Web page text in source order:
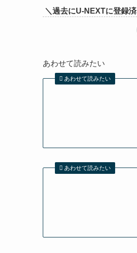
＼過去にU-NEXTに登録
あわせて読みたい
あわせて読みたい
あわせて読みたい